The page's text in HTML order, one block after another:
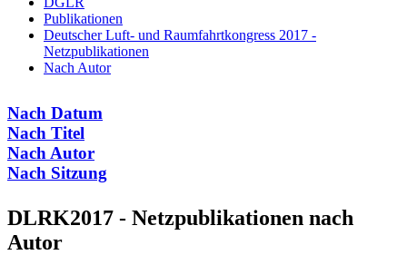
Publikationen
Deutscher Luft- und Raumfahrtkongress 2017 -
Netzpublikationen
Nach Autor
Nach Datum
Nach Titel
Nach Autor
Nach Sitzung
DLRK2017 - Netzpublikationen nach
Autor